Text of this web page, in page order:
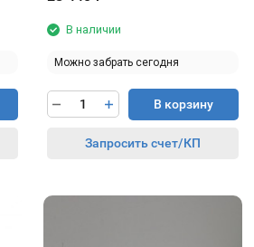
В наличии
Можно забрать сегодня
В корзину
Запросить счет/КП